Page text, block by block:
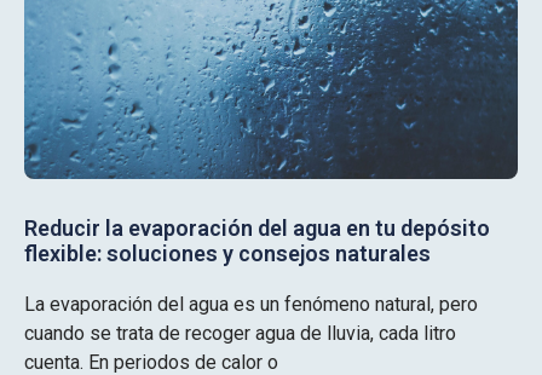
Reducir la evaporación del agua en tu depósito
flexible: soluciones y consejos naturales
La evaporación del agua es un fenómeno natural, pero
cuando se trata de recoger agua de lluvia, cada litro
cuenta. En periodos de calor o